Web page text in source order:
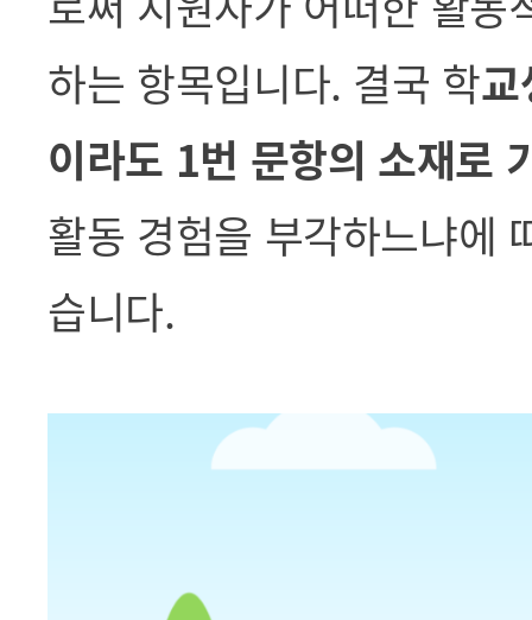
하는 항목입니다. 결국 학
이라도 1번 문항의 소재로
활동 경험을 부각하느냐에
습니다.